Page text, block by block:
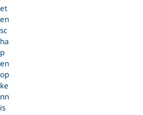
et
en
sc
ha
p
en
op
ke
nn
is